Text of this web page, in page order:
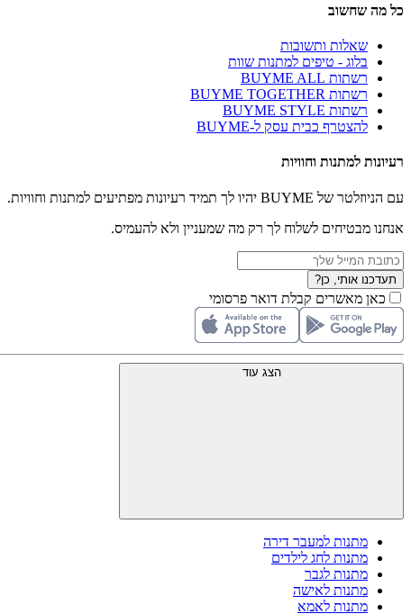
כל מה שחשוב
שאלות ותשובות
בלוג - טיפים למתנות שוות
רשתות BUYME ALL
רשתות BUYME TOGETHER
רשתות BUYME STYLE
להצטרף כבית עסק ל-BUYME
רעיונות למתנות וחוויות
עם הניוזלטר של BUYME יהיו לך תמיד רעיונות מפתיעים למתנות וחוויות.
אנחנו מבטיחים לשלוח לך רק מה שמעניין ולא להעמיס.
תעדכנו אותי, כן?
כאן מאשרים קבלת דואר פרסומי
הצג עוד
מתנות למעבר דירה
מתנות לחג לילדים
מתנות לגבר
מתנות לאישה
מתנות לאמא